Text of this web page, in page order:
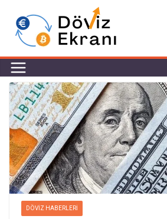
DÖVIZ HABERLERI